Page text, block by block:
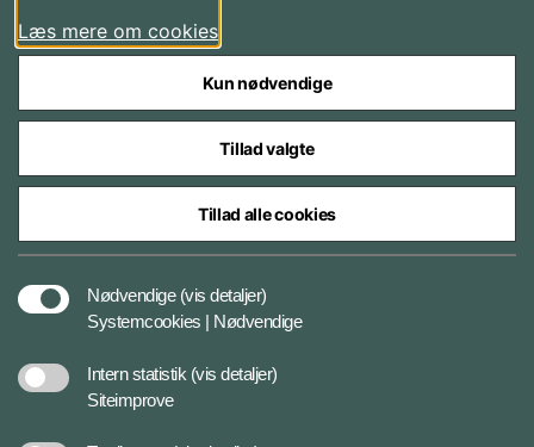
Styrelser og myndigheder under Forsvarsministeriet
Læs mere om cookies
Kun nødvendige
Tillad valgte
Tillad alle cookies
Nødvendige (vis detaljer)
Systemcookies | Nødvendige
Intern statistik (vis detaljer)
Siteimprove